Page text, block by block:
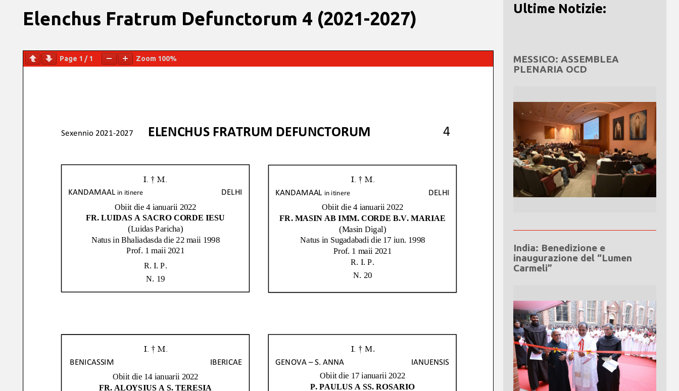
Elenchus Fratrum Defunctorum 4 (2021-2027)
Page 1 /1 Zoom 100%
Ultime Notizie:
MESSICO: ASSEMBLEA
PLENARIA OCD
India: Benedizione e
inaugurazione del “Lumen
Carmeli”